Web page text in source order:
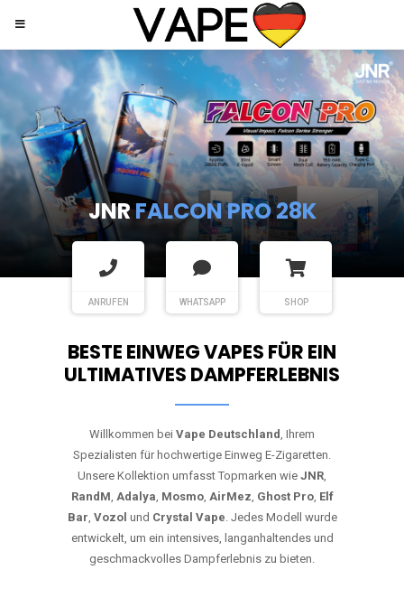
JNRSHISHA HOOKAH MAX
ANRUFEN WHATSAPP SHOP
BESTE EINWEG VAPES FÜR EIN
ULTIMATIVES DAMPFERLEBNIS
Willkommen bei Vape Deutschland, Ihrem
Spezialisten für hochwertige Einweg E-Zigaretten.
Unsere Kollektion umfasst Topmarken wie JNR,
RandM, Adalya, Mosmo, AirMez, Ghost Pro, Elf
Bar, Vozol und Crystal Vape. Jedes Modell wurde
entwickelt, um ein intensives, langanhaltendes und
geschmackvolles Dampferlebnis zu bieten.